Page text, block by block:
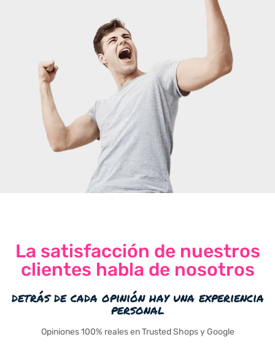
La satisfacción de nuestros
clientes habla de nosotros
detrás de cada opinión hay una experiencia
personal
Opiniones 100% reales en Trusted Shops y Google